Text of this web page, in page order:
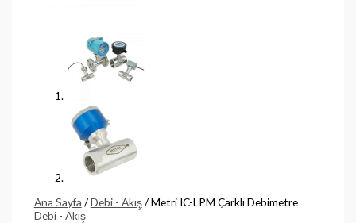
Ana Sayfa /Debi - Akış/ Metri IC-LPM Çarklı Debimetre
Debi - Akış